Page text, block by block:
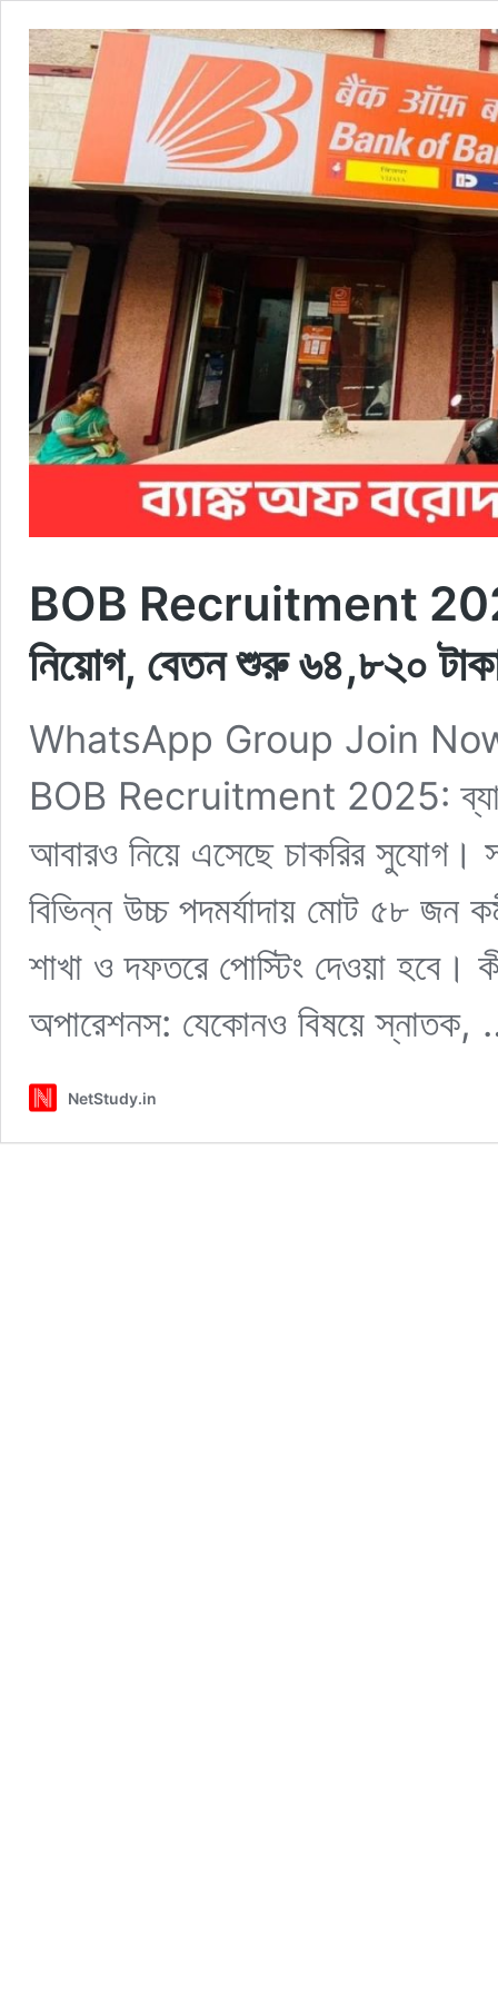
BOB Recruitment
নিয়োগ, বেতন শুরু ৬৪,৮২০
WhatsApp Group Join
BOB Recruitment 2025:
আবারও নিয়ে এসেছে চাকরির সুযোগ।
বিভিন্ন উচ্চ পদমর্যাদায় মোট ৫৮ জন
শাখা ও দফতরে পোস্টিং দেওয়া হবে।
অপারেশনস: যেকোনও বিষয়ে
NetStudy.in